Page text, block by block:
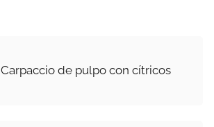
Carpaccio de pulpo con cítricos